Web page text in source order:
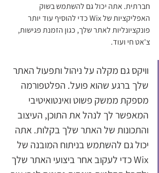
חברתית. אתה יכול גם להשתמש בשוק
האפליקציות של Wix כדי להוסיף עוד יותר
פונקציונליות לאתר שלך, כגון הזמנת פגישות,
צ'אט חי ועוד.
וויקס גם מקלה על ניהול ותפעול האתר
שלך ברגע שהוא פועל. הפלטפורמה
מספקת ממשק פשוט ואינטואיטיבי
המאפשר לך לנהל את התוכן, העיצוב
והתכונות של האתר שלך בקלות. אתה
יכול גם להשתמש בניתוח המובנה של
Wix כדי לעקוב אחר ביצועי האתר שלך